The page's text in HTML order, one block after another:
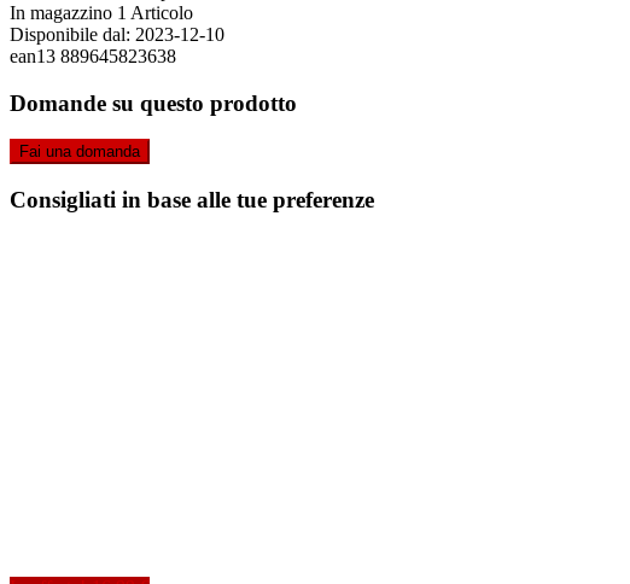
In magazzino 1 Articolo
Disponibile dal: 2023-12-10
ean13 889645823638
Domande su questo prodotto
Fai una domanda
Consigliati in base alle tue preferenze